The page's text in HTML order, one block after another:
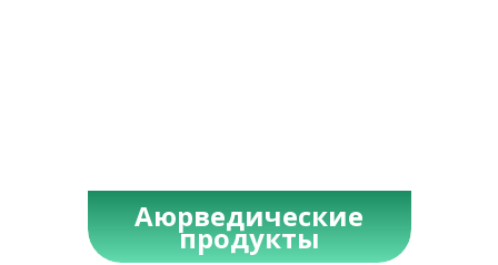
Аюрведические
продукты